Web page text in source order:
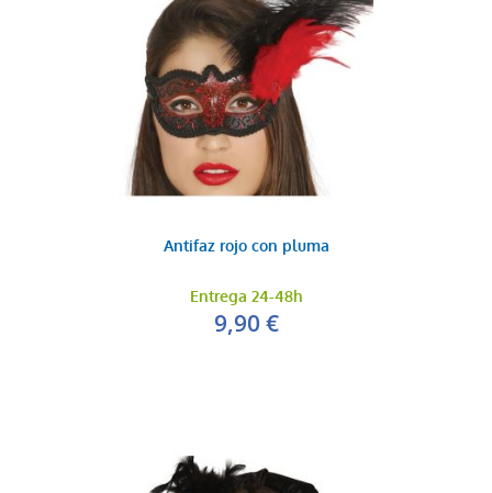
Antifaz rojo con pluma
Entrega 24-48h
9,90 €